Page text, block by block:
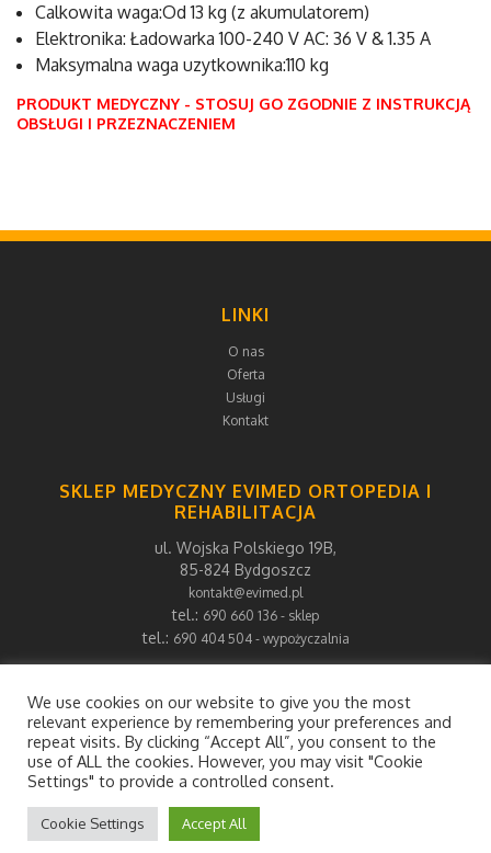
Calkowita waga:Od 13 kg (z akumulatorem)
Elektronika: Ładowarka 100-240 V AC: 36 V & 1.35 A
Maksymalna waga uzytkownika:110 kg
PRODUKT MEDYCZNY - STOSUJ GO ZGODNIE Z INSTRUKCJĄ
OBSŁUGI I PRZEZNACZENIEM
LINKI
O nas
Oferta
Usługi
Kontakt
SKLEP MEDYCZNY EVIMED ORTOPEDIA I
REHABILITACJA
ul. Wojska Polskiego 19B,
85-824 Bydgoszcz
kontakt@evimed.pl
tel.: 690 660 136 - sklep
tel.: 690 404 504 - wypożyczalnia
We use cookies on our website to give you the most
relevant experience by remembering your preferences and
repeat visits. By clicking “Accept All”, you consent to the
use of ALL the cookies. However, you may visit "Cookie
Settings" to provide a controlled consent.
Cookie Settings Accept All